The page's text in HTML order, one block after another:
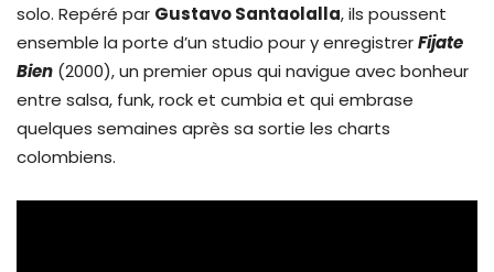
solo. Repéré par Gustavo Santaolalla, ils poussent
ensemble la porte d’un studio pour y enregistrerFijate
Bien (2000), un premier opus qui navigue avec bonheur
entre salsa, funk, rock et cumbia et qui embrase
quelques semaines après sa sortie les charts
colombiens.